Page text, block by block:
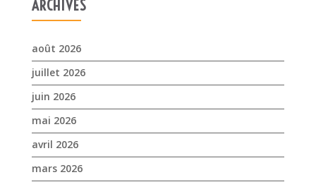
ARCHIVES
août 2026
juillet 2026
juin 2026
mai 2026
avril 2026
mars 2026